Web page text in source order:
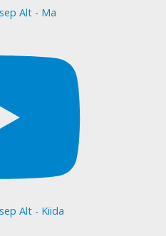
Alt - Ma
Alt - Kiida